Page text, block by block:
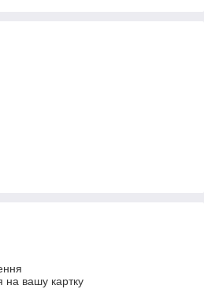
на вашу картку